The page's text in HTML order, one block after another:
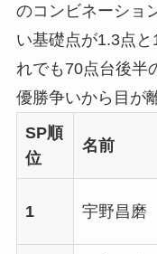
のコンビネーショ
い基礎点が1.3点
れでも70点台後半
優勝争いから目が
SP順
位
名前
1 宇野昌磨